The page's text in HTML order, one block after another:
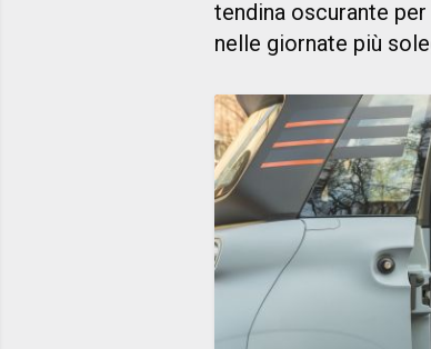
tendina oscurante
nelle giornate più